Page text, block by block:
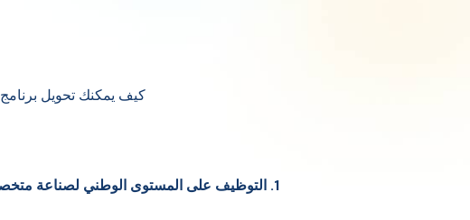
كيف يمكنك تحويل برنامج
1. التوظيف على المستوى الوطني لصناعة متخصصة